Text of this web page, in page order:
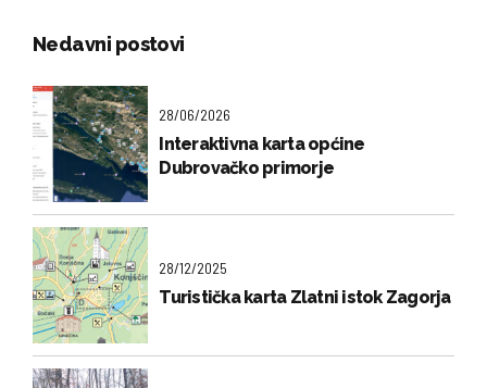
Nedavni postovi
28/06/2026
Interaktivna karta općine
Dubrovačko primorje
28/12/2025
Turistička karta Zlatni istok Zagorja